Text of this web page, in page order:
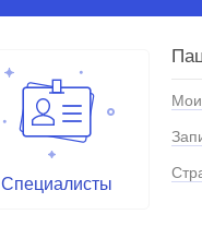
Специалисты